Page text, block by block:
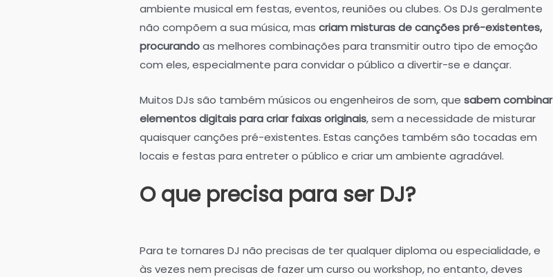
ambiente musical em festas, eventos, reuniões ou clubes. Os DJs geralmente
não compõem a sua música, mas criam misturas de canções pré-existentes,
procurandoas melhores combinações para transmitir outro tipo de emoção
com eles, especialmente para convidar o público a divertir-se e dançar.
Muitos DJs são também músicos ou engenheiros de som, que sabem combinar
elementos digitais para criar faixas originais, sem a necessidade de misturar
quaisquer canções pré-existentes. Estas canções também são tocadas em
locais e festas para entreter o público e criar um ambiente agradável.
O que precisa para ser DJ?
Para te tornares DJ não precisas de ter qualquer diploma ou especialidade, e
às vezes nem precisas de fazer um curso ou workshop, no entanto, deves